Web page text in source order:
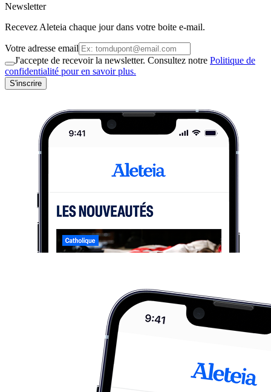
Newsletter
Recevez Aleteia chaque jour dans votre boite e-mail.
Votre adresse email
J'accepte de recevoir la newsletter. Consultez notre Politique de
confidentialité pour en savoir plus.
S'inscrire